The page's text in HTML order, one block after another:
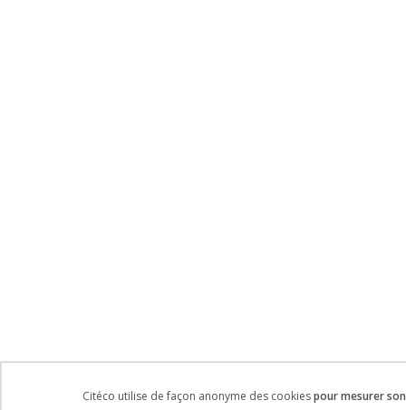
Citéco utilise de façon anonyme des cookiespour mesurer